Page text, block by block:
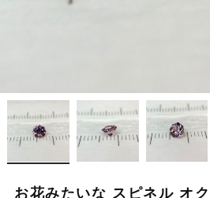
お花みたいな スピネル オ